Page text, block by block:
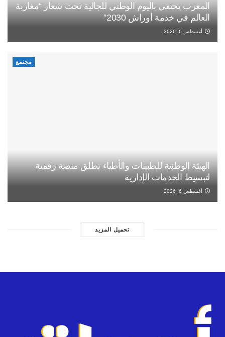
المغرب يحتفي باليوم الوطني للجالية تحت شعار “مغاربة
العالم في خدمة أوراش 2030”
أغسطس 6, 2026
مجتمع
الهيئة الوطنية للطبيبات والأطباء تطلق منصة رقمية
لتبسيط الخدمات الإدارية
أغسطس 6, 2026
تحميل المزيد